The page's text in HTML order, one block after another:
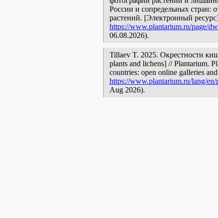
России и сопредельных стран:
растений. [Электронный
https://www.plantarium.ru/page/
06.08.2026).
Tillaev T. 2025. Окрестности
plants and lichens] // Plantarium.
countries: open online galleries
https://www.plantarium.ru/lang/
Aug 2026).